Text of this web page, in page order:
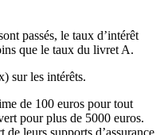
passés, le taux d’intérêt
que le taux du livret A.
sur les intérêts.
de 100 euros pour tout
pour plus de 5000 euros.
leurs supports d’assurance